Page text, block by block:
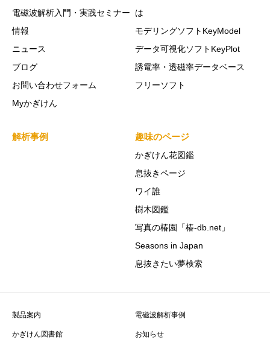
電磁波解析入門・実践セミナー
情報
ニュース
ブログ
お問い合わせフォーム
Myかぎけん
は
モデリングソフトKeyModel
データ可視化ソフトKeyPlot
誘電率・透磁率データベース
フリーソフト
解析事例 趣味のページ
かぎけん花図鑑
息抜きページ
ワイ誰
樹木図鑑
写真の椿園「椿-db.net」
Seasons in Japan
息抜きたい夢検索
製品案内 電磁波解析事例
かぎけん図書館 お知らせ